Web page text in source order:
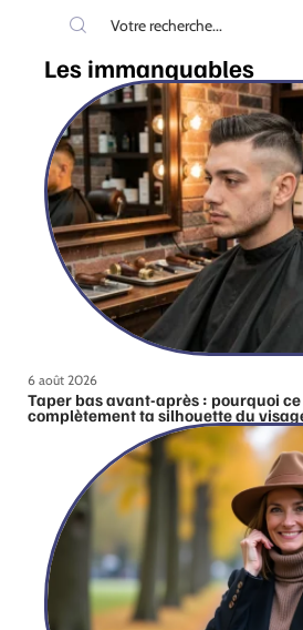
Les immanquables
6 août 2026
Taper bas avant-après : pourquoi
complètement ta silhouette du